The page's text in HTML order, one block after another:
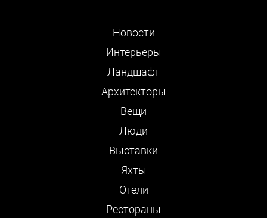
Новости
Интерьеры
Ландшафт
Архитекторы
Вещи
Люди
Выставки
Яхты
Отели
Рестораны